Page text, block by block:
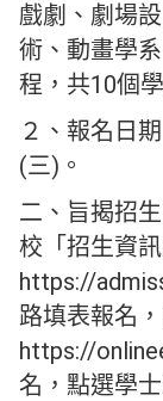
戲劇、劇場
術、動畫學
程，共10個
２、報名日
(三)。
二、旨揭招
校「招生資
https://
路填表報名
https://
名，點選學